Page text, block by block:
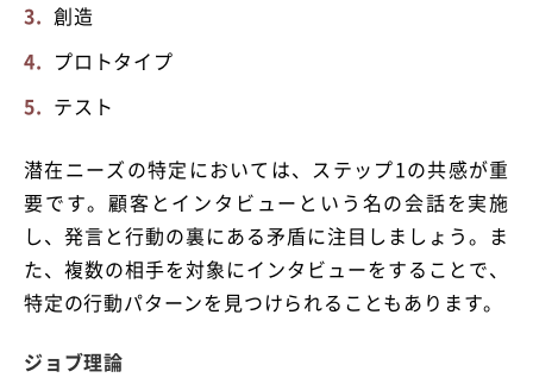
創造
プロトタイプ
テスト
潜在ニーズの特定においては、ステップ1の共感が重
要です。顧客とインタビューという名の会話を実施
し、発言と行動の裏にある矛盾に注目しましょう。ま
た、複数の相手を対象にインタビューをすることで、
特定の行動パターンを見つけられることもあります。
ジョブ理論